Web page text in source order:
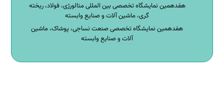
هفدهمین نمایشگاه تخصصی بین المللی متالورژی، فولاد، ریخته
گری، ماشین آلات و صنایع وابسته
هفدهمین نمایشگاه تخصصی صنعت نساجی، پوشاک، ماشین
آلات و صنایع وابسته